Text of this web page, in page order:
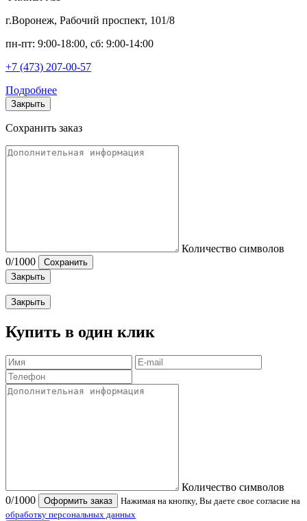
г.Воронеж, Рабочий проспект, 101/8
пн-пт: 9:00-18:00, сб: 9:00-14:00
+7 (473) 207-00-57
Подробнее
Закрыть
Сохранить заказ
Количество символов
0/1000
Сохранить
Закрыть
Закрыть
Купить в один клик
Количество символов
0/1000 Оформить заказ
Нажимая на кнопку, Вы даете свое согласие на
обработку персональных данных